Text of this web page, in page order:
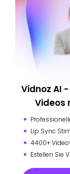
Vidnoz AI
Videos
Lip Sync
4400+
Estellen Sie